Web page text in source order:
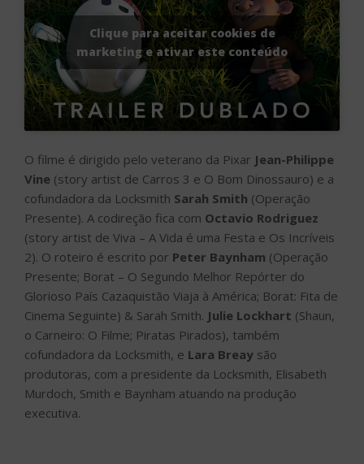
Clique para aceitar cookies de
marketing e ativar este conteúdo
O filme é dirigido pelo veterano da Pixar Jean-Philippe
Vine (story artist de Carros 3 e O Bom Dinossauro) e a
cofundadora da Locksmith Sarah Smith (Operação
Presente). A codireção fica com Octavio Rodriguez
(story artist de Viva – A Vida é uma Festa e Os Incríveis
2). O roteiro é escrito por Peter Baynham (Operação
Presente; Borat – O Segundo Melhor Repórter do
Glorioso País Cazaquistão Viaja à América; Borat: Fita de
Cinema Seguinte) & Sarah Smith. Julie Lockhart (Shaun,
o Carneiro: O Filme; Piratas Pirados), também
cofundadora da Locksmith, e Lara Breay são
produtoras, com a presidente da Locksmith, Elisabeth
Murdoch, Smith e Baynham atuando na produção
executiva.